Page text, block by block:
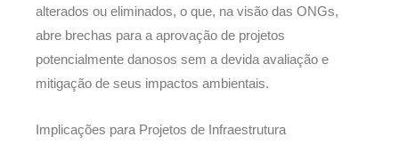
alterados ou eliminados, o que, na visão das ONGs,
abre brechas para a aprovação de projetos
potencialmente danosos sem a devida avaliação e
mitigação de seus impactos ambientais.
Implicações para Projetos de Infraestrutura